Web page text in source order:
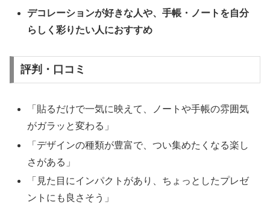
デコレーションが好きな人や、手帳・ノートを自分
らしく彩りたい人におすすめ
評判・口コミ
「貼るだけで一気に映えて、ノートや手帳の雰囲気
がガラッと変わる」
「デザインの種類が豊富で、つい集めたくなる楽し
さがある」
「見た目にインパクトがあり、ちょっとしたプレゼ
ントにも良さそう」